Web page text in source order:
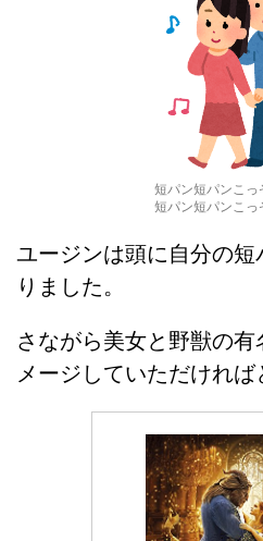
短パン短パンこ
短パン短パンこ
ユージンは頭に自分の
りました。
さながら美女と野獣の
メージしていただければ